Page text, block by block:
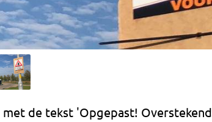
de tekst 'Opgepast!